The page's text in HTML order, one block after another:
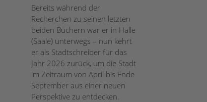
Bereits während der
Recherchen zu seinen letzten
beiden Büchern war er in Halle
(Saale) unterwegs – nun kehrt
er als Stadtschreiber für das
Jahr 2026 zurück, um die Stadt
im Zeitraum von April bis Ende
September aus einer neuen
Perspektive zu entdecken.